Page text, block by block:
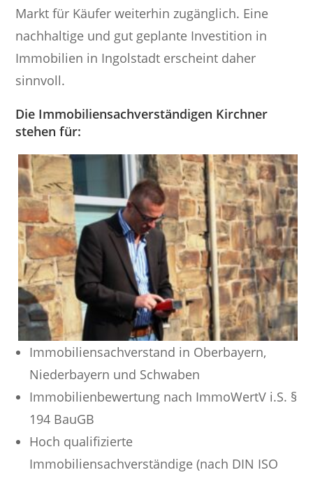
Markt für Käufer weiterhin zugänglich. Eine
nachhaltige und gut geplante Investition in
Immobilien in Ingolstadt erscheint daher
sinnvoll.
Die Immobiliensachverständigen Kirchner
stehen für:
Immobiliensachverstand in Oberbayern,
Niederbayern und Schwaben
Immobilienbewertung nach ImmoWertV i.S. §
194 BauGB
Hoch qualifizierte
Immobiliensachverständige (nach DIN ISO